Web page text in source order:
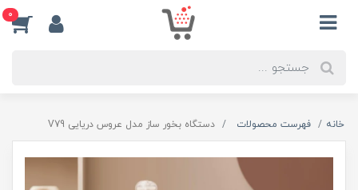
0
خانه فهرست محصولات دستگاه بخور ساز مدل عروس دریایی V79